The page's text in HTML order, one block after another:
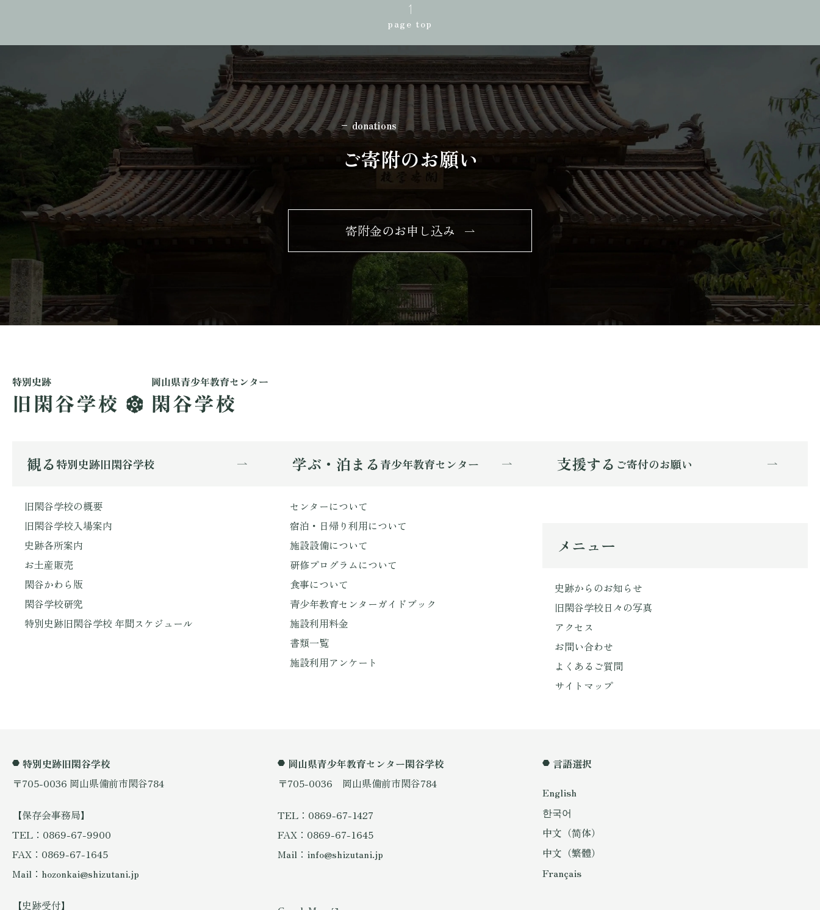
page top
donations
ご寄附のお願い
寄附金のお申し込み
観る特別史跡旧閑谷学校
旧閑谷学校の概要
旧閑谷学校入場案内
史跡各所案内
お土産販売
閑谷かわら版
閑谷学校研究
特別史跡旧閑谷学校 年間スケジュール
学ぶ・泊まる青少年教育センター
センターについて
宿泊・日帰り利用について
施設設備について
研修プログラムについて
食事について
青少年教育センターガイドブック
施設利用料金
書類一覧
施設利用アンケート
支援する ご寄付のお願い
メニュー
史跡からのお知らせ
旧閑谷学校日々の写真
アクセス
お問い合わせ
よくあるご質問
サイトマップ
特別史跡旧閑谷学校
〒705-0036 岡山県備前市閑谷784
【保存会事務局】
TEL：0869-67-9900
FAX：0869-67-1645
Mail：hozonkai@shizutani.jp
【史跡受付】
岡山県青少年教育センター閑谷学校
〒705-0036 岡山県備前市閑谷784
TEL：0869-67-1427
FAX：0869-67-1645
Mail：info@shizutani.jp
言語選択
English
한국어
中文（简体）
中文（繁體）
Français